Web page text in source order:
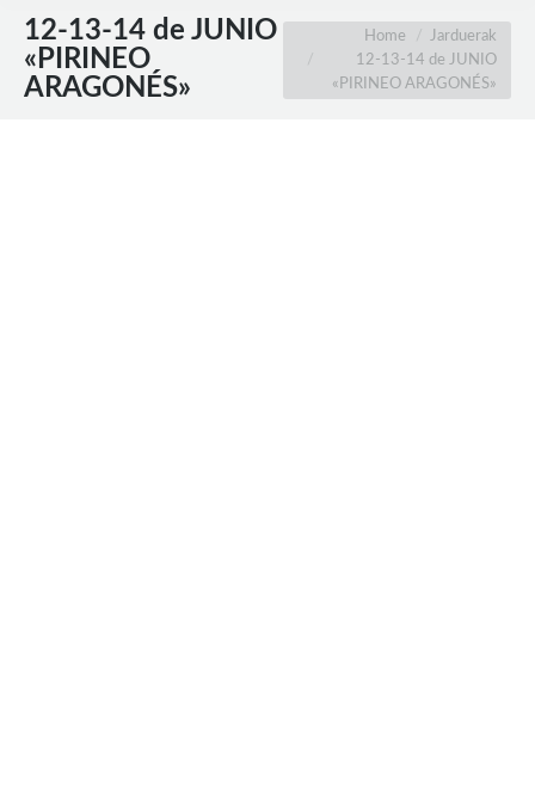
12-13-14 de JUNIO
«PIRINEO
ARAGONÉS»
You are here:Home
Jarduerak
12-13-14 de JUNIO
«PIRINEO ARAGONÉS»